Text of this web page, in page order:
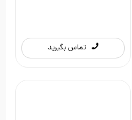
تماس بگیرید